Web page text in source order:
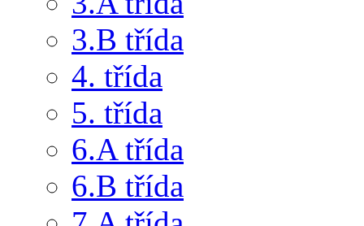
3.B třída
4. třída
5. třída
6.A třída
6.B třída